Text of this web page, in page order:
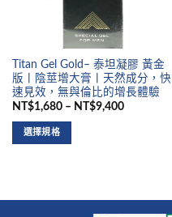
Titan Gel Gold– 泰坦凝膠 黃金
版丨陰莖增大膏丨天然成分，快
速見效，無與倫比的增長體驗
NT$1,680 – NT$9,400
選擇規格